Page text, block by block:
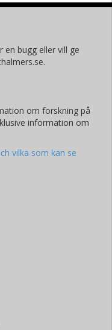
bugg eller vill ge
om forskning på
information om
vilka som kan se